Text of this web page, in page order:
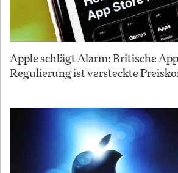
Apple schlägt Alarm: Britische
Regulierung ist versteckte